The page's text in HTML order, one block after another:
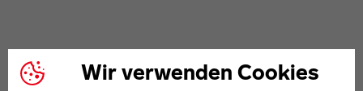
Wir verwenden Cookies
WEITERE ARTIKEL ZUM THEMA